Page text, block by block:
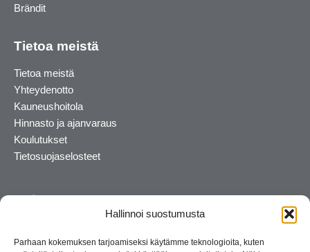
Hallinnoi suostumusta
Parhaan kokemuksen tarjoamiseksi käytämme teknologioita, kuten
Brändit
Tietoa meistä
Tietoa meistä
Yhteydenotto
Kauneushoitola
Hinnasto ja ajanvaraus
Koulutukset
Tietosuojaselosteet